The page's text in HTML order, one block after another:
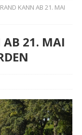
KANN AB 21. MAI
AB 21. MAI